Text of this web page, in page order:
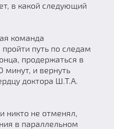
в какой следующий
команда
путь по следам
продержаться в
минут, и вернуть
доктора Ш.Т.А.
никто не отменял,
в параллельном